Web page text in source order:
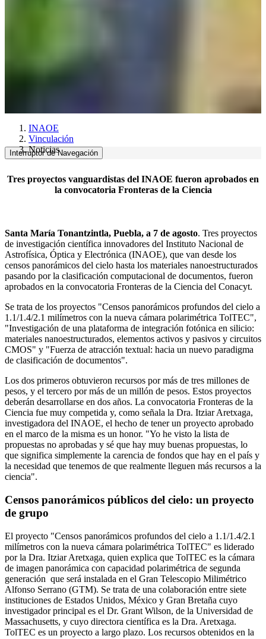
INAOE
Vinculación
Noticias
Interruptor de Navegación
Tres proyectos vanguardistas del INAOE fueron aprobados en
la convocatoria Fronteras de la Ciencia
Santa María Tonantzintla, Puebla, a 7 de agosto. Tres proyectos
de investigación científica innovadores del Instituto Nacional de
Astrofísica, Óptica y Electrónica (INAOE), que van desde los
censos panorámicos del cielo hasta los materiales nanoestructurados
pasando por la clasificación computacional de documentos, fueron
aprobados en la convocatoria Fronteras de la Ciencia del Conacyt.
Se trata de los proyectos "Censos panorámicos profundos del cielo a
1.1/1.4/2.1 milímetros con la nueva cámara polarimétrica TolTEC",
"Investigación de una plataforma de integración fotónica en silicio:
materiales nanoestructurados, elementos activos y pasivos y circuitos
CMOS" y "Fuerza de atracción textual: hacia un nuevo paradigma
de clasificación de documentos".
Los dos primeros obtuvieron recursos por más de tres millones de
pesos, y el tercero por más de un millón de pesos. Estos proyectos
deberán desarrollarse en dos años. La convocatoria Fronteras de la
Ciencia fue muy competida y, como señala la Dra. Itziar Aretxaga,
investigadora del INAOE, el hecho de tener un proyecto aprobado
en el marco de la misma es un honor. "Yo he visto la lista de
propuestas no aprobadas y sé que hay muy buenas propuestas, lo
que significa simplemente la carencia de fondos que hay en el país y
la necesidad que tenemos de que realmente lleguen más recursos a la
ciencia".
Censos panorámicos públicos del cielo: un proyecto
de grupo
El proyecto "Censos panorámicos profundos del cielo a 1.1/1.4/2.1
milímetros con la nueva cámara polarimétrica TolTEC" es liderado
por la Dra. Itziar Aretxaga, quien explica que TolTEC es la cámara
de imagen panorámica con capacidad polarimétrica de segunda
generación que será instalada en el Gran Telescopio Milimétrico
Alfonso Serrano (GTM). Se trata de una colaboración entre siete
instituciones de Estados Unidos, México y Gran Bretaña cuyo
investigador principal es el Dr. Grant Wilson, de la Universidad de
Massachusetts, y cuyo directora científica es la Dra. Aretxaga.
TolTEC es un proyecto a largo plazo. Los recursos obtenidos en la